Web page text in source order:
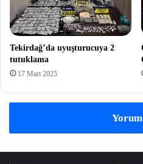
Tekirdağ’da uyuşturucuya 2
tutuklama
17 Mart 2025